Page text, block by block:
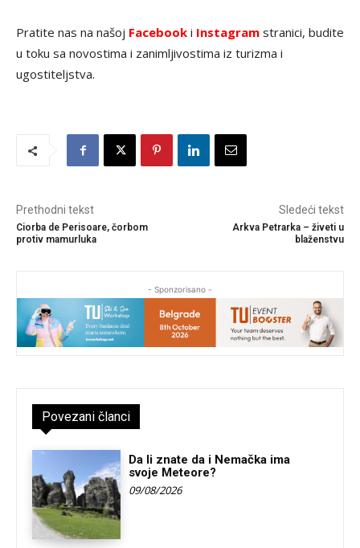
Pratite nas na našoj Facebook i Instagram stranici, budite
u toku sa novostima i zanimljivostima iz turizma i
ugostiteljstva.
Prethodni tekst
Ciorba de Perisoare, čorbom
protiv mamurluka
Sledeći tekst
Arkva Petrarka – živeti u
blaženstvu
- Sponzorisano -
Povezani članci
Da li znate da i Nemačka ima
svoje Meteore?
09/08/2026